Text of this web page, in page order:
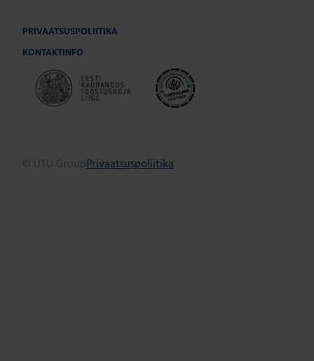
PRIVAATSUSPOLIITIKA
KONTAKTINFO
© UTU GroupPrivaatsuspoliitika